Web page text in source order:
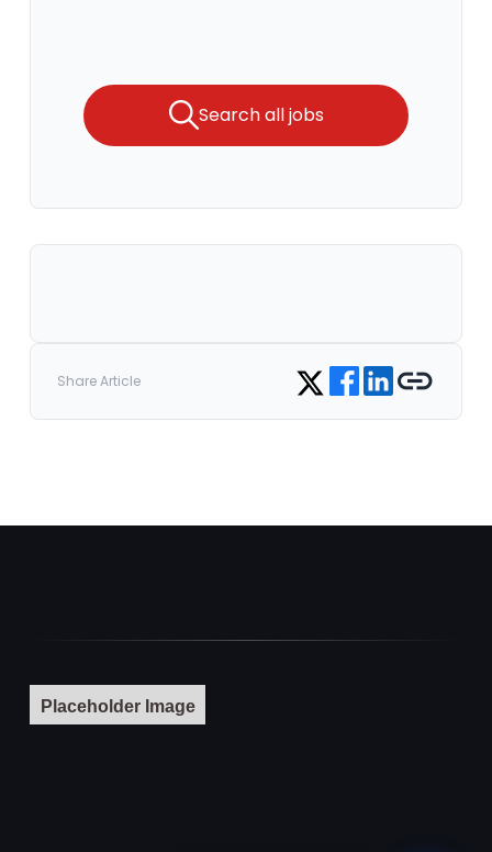
Search all jobs
Share Article Share on Twitter
Share on Facebook
Share on LinkedIn
Copy link
Placeholder Image